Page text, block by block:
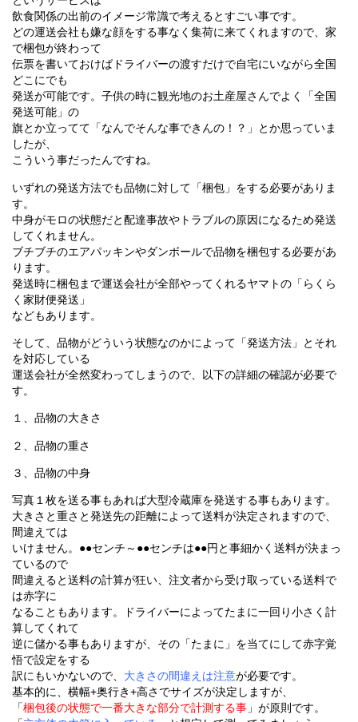
飲食関係の出前のイメージ常識で考えるとすごい事です。
どの運送会社も嫌な顔をする事なく集荷に来てくれますので、家
で梱包が終わって
伝票を書いておけばドライバーの渡すだけで自宅にいながら全国
どこにでも
発送が可能です。子供の時に観光地のお土産屋さんでよく「全国
発送可能」の
旗とか立ってて「なんでそんな事できんの！？」とか思っていま
したが、
こういう事だったんですね。
いずれの発送方法でも品物に対して「梱包」をする必要がありま
す。
中身がモロの状態だと配達事故やトラブルの原因になるため発送
してくれません。
ブチブチのエアパッキンやダンボールで品物を梱包する必要があ
ります。
発送時に梱包まで運送会社が全部やってくれるヤマトの「らくら
く家財便発送」
などもあります。
そして、品物がどういう状態なのかによって「発送方法」とそれ
を対応している
運送会社が全然変わってしまうので、以下の詳細の確認が必要で
す。
１、品物の大きさ
２、品物の重さ
３、品物の中身
写真１枚を送る事もあれば大型冷蔵庫を発送する事もあります。
大きさと重さと発送先の距離によって送料が決定されますので、
間違えては
いけません。●●センチ～●●センチは●●円と事細かく送料が決まっ
ているので
間違えると送料の計算が狂い、注文者から受け取っている送料で
は赤字に
なることもあります。ドライバーによってたまに一回り小さく計
算してくれて
逆に儲かる事もありますが、その「たまに」を当てにして赤字覚
悟で設定をする
訳にもいかないので、 大きさの間違えは注意が必要です。
基本的に、横幅+奥行き+高さでサイズが決定しますが、
「梱包後の状態で一番大きな部分で計測する事 」が原則です。